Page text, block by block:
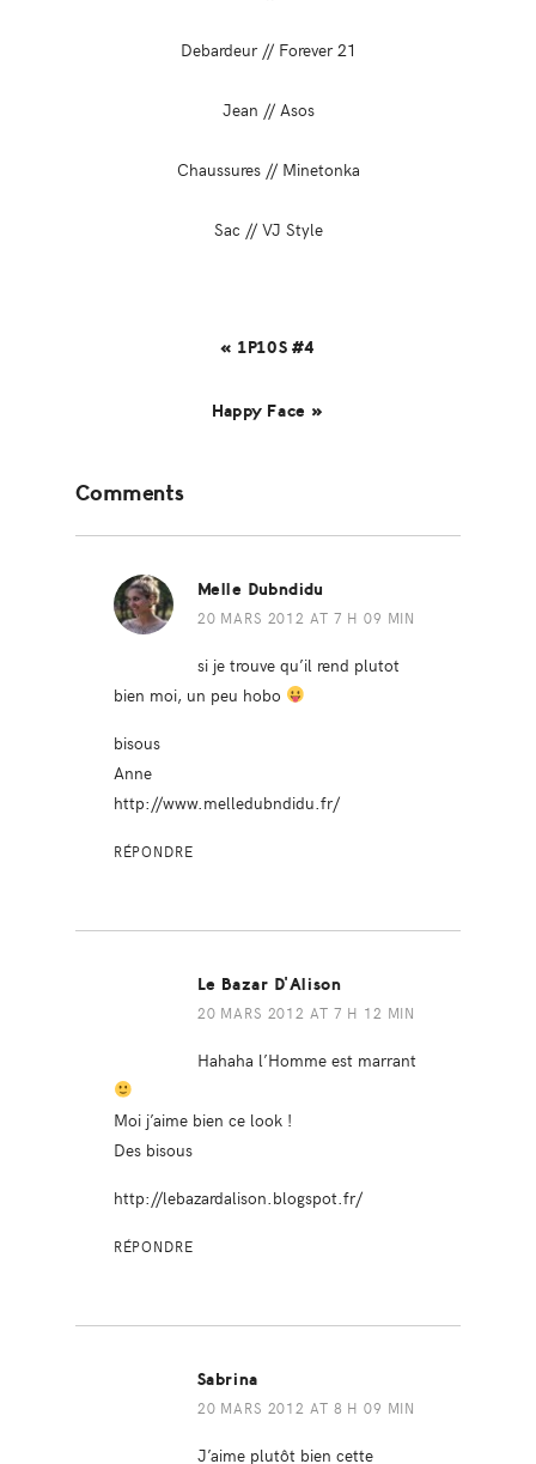
Debardeur // Forever 21
Jean // Asos
Chaussures // Minetonka
Sac // VJ Style
« 1P10S #4
Happy Face »
Interactions
Comments
Melle Dubndidu
20 MARS 2012 AT 7 H 09 MIN
si je trouve qu’il rend plutot
bien moi, un peu hobo
bisous
Anne
http://www.melledubndidu.fr/
RÉPONDRE
Le Bazar D'Alison
20 MARS 2012 AT 7 H 12 MIN
Hahaha l’Homme est marrant
Moi j’aime bien ce look !
Des bisous
http://lebazardalison.blogspot.fr/
RÉPONDRE
Sabrina
20 MARS 2012 AT 8 H 09 MIN
J’aime plutôt bien cette